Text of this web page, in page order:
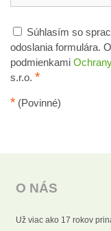
Súhlasím so
odoslania formulára.
podmienkami
s.r.o. *
* (Povinné)
O NÁS
Už viac ako 17 rokov